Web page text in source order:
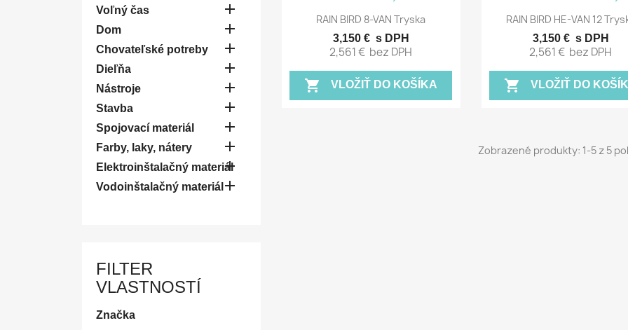
Voľný čas 
Dom 
Chovateľské potreby 
Dieľňa 
Nástroje 
Stavba 
Spojovací materiál 
Farby, laky, nátery 
Elektroinštalačný materiál

Vodoinštalačný materiál
FILTER
VLASTNOSTÍ
Značka
 Rýchly náhľad
RAIN BIRD 8-VAN Tryska
3,150 € s DPH
2,561 € bez DPH
shopping_cart VLOŽIŤ DO KOŠÍKA
Rýchly náhľad
RAIN BIRD HE-VAN 12
3,150 € s DPH
2,561 € bez DPH
shopping_cart VLOŽIŤ DO
Zobrazené produkty: 1-5 z 5